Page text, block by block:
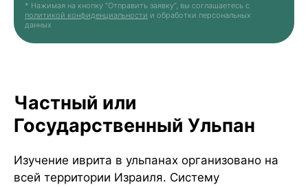
* Нажимая на кнопку “Отправить заявку”, вы соглашаетесь с
политикой конфиденциальности и обработки персональных
данных
Частный или
Государственный Ульпан
Изучение иврита в ульпанах организовано на
всей территории Израиля. Систему